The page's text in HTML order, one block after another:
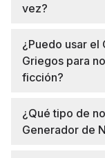
vez?
¿Puedo usar
Griegos para
ficción?
¿Qué tipo de
Generador de